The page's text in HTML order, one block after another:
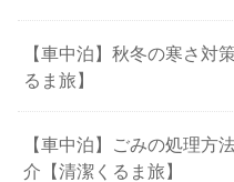
【車中泊】秋冬の寒さ対
るま旅】
【車中泊】ごみの処理方
介【清潔くるま旅】